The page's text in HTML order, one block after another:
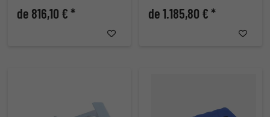
de 816,10 € * de 1.185,80 € *